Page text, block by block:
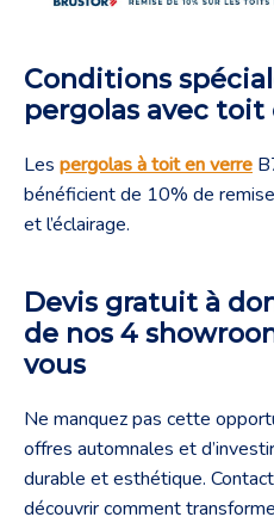
Conditions
pergolas avec toit
Les pergolas à toit en verre
bénéficient de 10% de
et l’éclairage.
Devis gratuit à
de nos 4
vous
Ne manquez pas cette
offres automnales et
durable et esthétique.
découvrir comment